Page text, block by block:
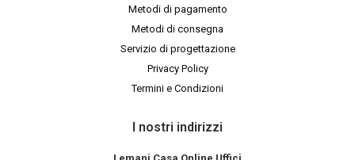
Metodi di pagamento
Metodi di consegna
Servizio di progettazione
Privacy Policy
Termini e Condizioni
I nostri indirizzi